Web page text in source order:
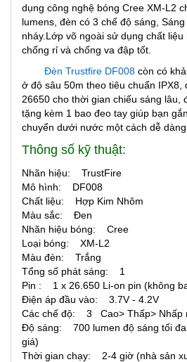
dụng công nghệ bóng Cree XM-L2
lumens, đèn có 3 chế độ sáng,
nháy.Lớp võ ngoài sử dụng chất
chống rỉ và chống va đập tốt.
Đèn Trustfire DF008 còn có
ở độ sâu 50m theo tiêu chuẩn IPX8,
26650 cho thời gian chiếu sáng lâu,
tặng kèm 1 bao đeo tay giúp bạn
chuyển dưới nước một cách dễ
Thông số kỹ thuật:
Nhãn hiệu: TrustFire
Mô hình: DF008
Chất liệu: Hợp Kim Nhôm
Màu sắc: Đen
Nhãn hiệu bóng: Cree
Loại bóng: XM-L2
Màu đèn: Trắng
Tổng số phát sáng: 1
Pin : 1 x 26.650 Li-on pin (không
Điện áp đầu vào: 3.7V - 4.2V
Các chế độ: 3 Cao> Thấp> Nhấp
Độ sáng: 700 lumen độ sáng tối đa
giá)
Thời gian chạy: 2-4 giờ (nhà sản